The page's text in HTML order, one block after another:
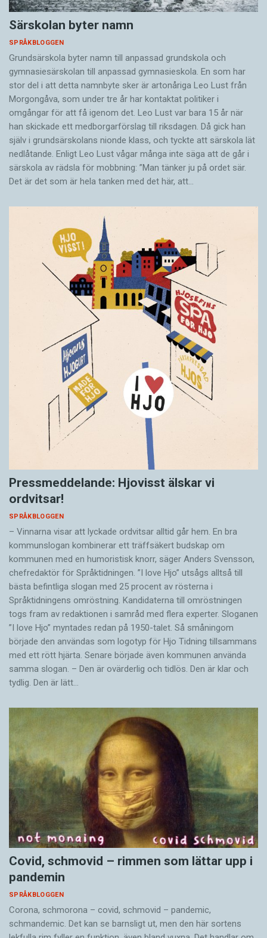
Särskolan byter namn
SPRÅKBLOGGEN
Grundsärskola byter namn till anpassad grundskola och
gymnasiesärskolan till anpassad gymnasieskola. En som har
stor del i att detta namnbyte sker är artonåriga Leo Lust från
Morgongåva, som under tre år har kontaktat politiker i
omgångar för att få igenom det. Leo Lust var bara 15 år när
han skickade ett medborgarförslag till riksdagen. Då gick han
själv i grundsärskolans nionde klass, och tyckte att särskola lät
nedlåtande. Enligt Leo Lust vågar många inte säga att de går i
särskola av rädsla för mobbning: ”Man tänker ju på ordet sär.
Det är det som är hela tanken med det här, att…
Pressmeddelande: Hjovisst älskar vi
ordvitsar!
SPRÅKBLOGGEN
– Vinnarna visar att lyckade ordvitsar alltid går hem. En bra
kommunslogan kombinerar ett träffsäkert budskap om
kommunen med en humoristisk knorr, säger Anders Svensson,
chefredaktör för Språktidningen. ”I love Hjo” utsågs alltså till
bästa befintliga slogan med 25 procent av rösterna i
Språktidningens omröstning. Kandidaterna till omröstningen
togs fram av redaktionen i samråd med flera experter. Sloganen
”I love Hjo” myntades redan på 1950-talet. Så småningom
började den användas som logotyp för Hjo Tidning tillsammans
med ett rött hjärta. Senare började även kommunen använda
samma slogan. – Den är ovärderlig och tidlös. Den är klar och
tydlig. Den är lätt…
Covid, schmovid – rimmen som lättar upp i
pandemin
SPRÅKBLOGGEN
Corona, schmorona – covid, schmovid – pandemic,
schmandemic. Det kan se barnsligt ut, men den här sortens